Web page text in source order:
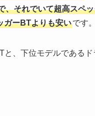
、それでいて超高スペ
ガーBTよりも安いです。
、下位モデルである